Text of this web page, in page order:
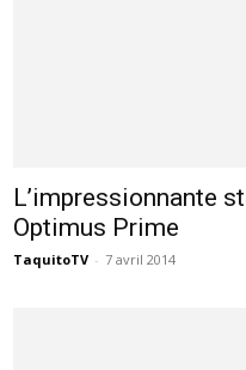
L’impressionnante
Optimus Prime
TaquitoTV - 7 avril 2014